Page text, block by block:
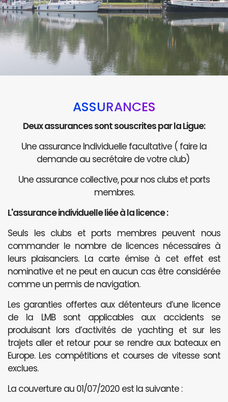
ASSURANCES
Deux assurances sont souscrites par la Ligue:
Une assurance Individuelle facultative ( faire la
demande au secrétaire de votre club)
Une assurance collective, pour nos clubs et ports
membres.
L'assurance individuelle liée à la licence :
Seuls les clubs et ports membres peuvent nous
commander le nombre de licences nécessaires à
leurs plaisanciers. La carte émise à cet effet est
nominative et ne peut en aucun cas être considérée
comme un permis de navigation.
Les garanties offertes aux détenteurs d’une licence
de la LMB sont applicables aux accidents se
produisant lors d’activités de yachting et sur les
trajets aller et retour pour se rendre aux bateaux en
Europe. Les compétitions et courses de vitesse sont
exclues.
La couverture au 01/07/2020 est la suivante :